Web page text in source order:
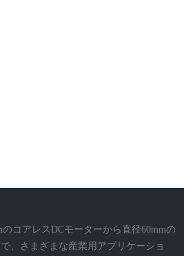
コアレスDCモーターから直径60mmの
、さまざまな産業用アプリケーショ